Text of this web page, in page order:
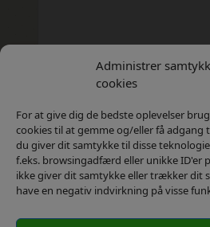
Administrer
cookies
For at give dig de bedste oplevelser
cookies til at gemme og/eller få adgang
du giver dit samtykke til disse
f.eks. browsingadfærd eller unikke ID'er
ikke giver dit samtykke eller trækker dit
have en negativ indvirkning på visse